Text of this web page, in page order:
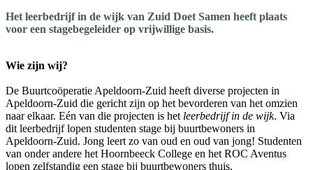
Het leerbedrijf in de wijk van Zuid Doet Samen heeft plaats
voor een stagebegeleider op vrijwillige basis.
Wie zijn wij?
De Buurtcoöperatie Apeldoorn-Zuid heeft diverse projecten in
Apeldoorn-Zuid die gericht zijn op het bevorderen van het omzien
naar elkaar. Eén van die projecten is het leerbedrijf in de wijk. Via
dit leerbedrijf lopen studenten stage bij buurtbewoners in
Apeldoorn-Zuid. Jong leert zo van oud en oud van jong! Studenten
van onder andere het Hoornbeeck College en het ROC Aventus
lopen zelfstandig een stage bij buurtbewoners thuis.